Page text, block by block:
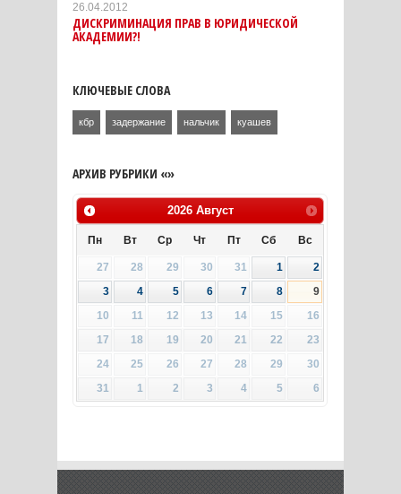
26.04.2012
ДИСКРИМИНАЦИЯ ПРАВ В ЮРИДИЧЕСКОЙ
АКАДЕМИИ?!
КЛЮЧЕВЫЕ СЛОВА
кбр задержание нальчик куашев
АРХИВ РУБРИКИ «»
2026 Август
Пн Вт Ср Чт Пт Сб Вс
27 28 29 30 31 1
2
3
4 5 6 7 8
9
10
11 12 13 14 15
16
17
18 19 20 21 22
23
24
25 26 27 28 29
30
31
1 2 3 4 5 6